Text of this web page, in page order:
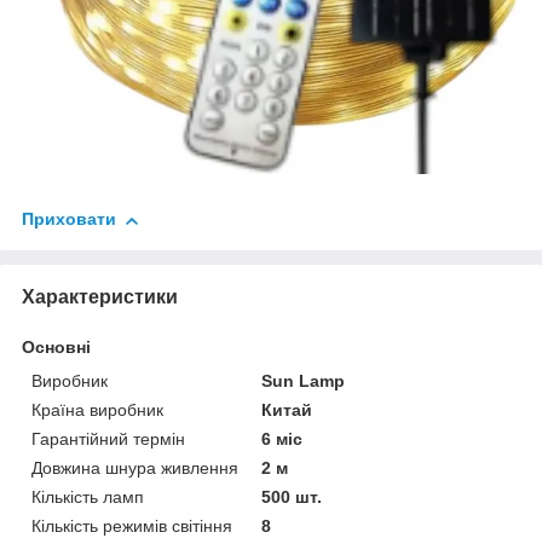
Приховати
Характеристики
Основні
Виробник
Sun Lamp
Країна виробник
Китай
Гарантійний термін
6 міс
Довжина шнура живлення
2 м
Кількість ламп
500 шт.
Кількість режимів світіння
8